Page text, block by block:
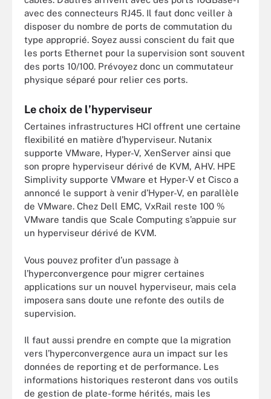
avec des connecteurs RJ45. Il faut donc veiller à
disposer du nombre de ports de commutation du
type approprié. Soyez aussi conscient du fait que
les ports Ethernet pour la supervision sont souvent
des ports 10/100. Prévoyez donc un commutateur
physique séparé pour relier ces ports.
Le choix de l’hyperviseur
Certaines infrastructures HCI offrent une certaine
flexibilité en matière d’hyperviseur. Nutanix
supporte VMware, Hyper-V, XenServer ainsi que
son propre hyperviseur dérivé de KVM, AHV. HPE
Simplivity supporte VMware et Hyper-V et Cisco a
annoncé le support à venir d’Hyper-V, en parallèle
de VMware. Chez Dell EMC, VxRail reste 100 %
VMware tandis que Scale Computing s’appuie sur
un hyperviseur dérivé de KVM.
Vous pouvez profiter d’un passage à
l’hyperconvergence pour migrer certaines
applications sur un nouvel hyperviseur, mais cela
imposera sans doute une refonte des outils de
supervision.
Il faut aussi prendre en compte que la migration
vers l’hyperconvergence aura un impact sur les
données de reporting et de performance. Les
informations historiques resteront dans vos outils
de gestion de plate-forme hérités, mais les